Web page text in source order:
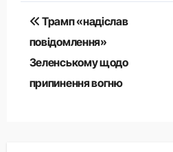
Навігація
записів
Трамп «надіслав
повідомлення»
Зеленському щодо
припинення вогню